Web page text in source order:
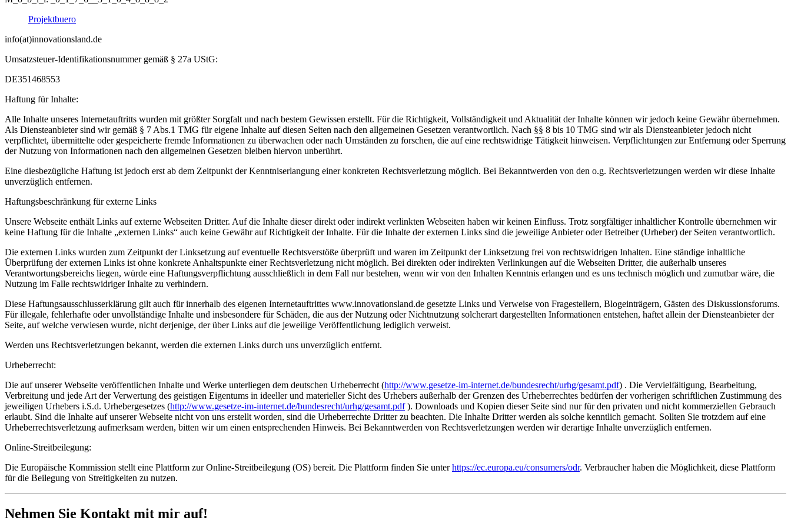
Projektbuero
info(at)innovationsland.de
Umsatzsteuer-Identifikationsnummer gemäß § 27a UStG:
DE351468553
Haftung für Inhalte:
Alle Inhalte unseres Internetauftritts wurden mit größter Sorgfalt und nach bestem Gewissen erstellt. Für die Richtigkeit, Vollständigkeit und Aktualität der Inhalte können wir jedoch keine Gewähr übernehmen.
Als Diensteanbieter sind wir gemäß § 7 Abs.1 TMG für eigene Inhalte auf diesen Seiten nach den allgemeinen Gesetzen verantwortlich. Nach §§ 8 bis 10 TMG sind wir als Diensteanbieter jedoch nicht
verpflichtet, übermittelte oder gespeicherte fremde Informationen zu überwachen oder nach Umständen zu forschen, die auf eine rechtswidrige Tätigkeit hinweisen. Verpflichtungen zur Entfernung oder Sperrung
der Nutzung von Informationen nach den allgemeinen Gesetzen bleiben hiervon unberührt.
Eine diesbezügliche Haftung ist jedoch erst ab dem Zeitpunkt der Kenntniserlangung einer konkreten Rechtsverletzung möglich. Bei Bekanntwerden von den o.g. Rechtsverletzungen werden wir diese Inhalte
unverzüglich entfernen.
Haftungsbeschränkung für externe Links
Unsere Webseite enthält Links auf externe Webseiten Dritter. Auf die Inhalte dieser direkt oder indirekt verlinkten Webseiten haben wir keinen Einfluss. Trotz sorgfältiger inhaltlicher Kontrolle übernehmen wir
keine Haftung für die Inhalte „externen Links“ auch keine Gewähr auf Richtigkeit der Inhalte. Für die Inhalte der externen Links sind die jeweilige Anbieter oder Betreiber (Urheber) der Seiten verantwortlich.
Die externen Links wurden zum Zeitpunkt der Linksetzung auf eventuelle Rechtsverstöße überprüft und waren im Zeitpunkt der Linksetzung frei von rechtswidrigen Inhalten. Eine ständige inhaltliche
Überprüfung der externen Links ist ohne konkrete Anhaltspunkte einer Rechtsverletzung nicht möglich. Bei direkten oder indirekten Verlinkungen auf die Webseiten Dritter, die außerhalb unseres
Verantwortungsbereichs liegen, würde eine Haftungsverpflichtung ausschließlich in dem Fall nur bestehen, wenn wir von den Inhalten Kenntnis erlangen und es uns technisch möglich und zumutbar wäre, die
Nutzung im Falle rechtswidriger Inhalte zu verhindern.
Diese Haftungsausschlusserklärung gilt auch für innerhalb des eigenen Internetauftrittes www.innovationsland.de gesetzte Links und Verweise von Fragestellern, Blogeinträgern, Gästen des Diskussionsforums.
Für illegale, fehlerhafte oder unvollständige Inhalte und insbesondere für Schäden, die aus der Nutzung oder Nichtnutzung solcherart dargestellten Informationen entstehen, haftet allein der Diensteanbieter der
Seite, auf welche verwiesen wurde, nicht derjenige, der über Links auf die jeweilige Veröffentlichung lediglich verweist.
Werden uns Rechtsverletzungen bekannt, werden die externen Links durch uns unverzüglich entfernt.
Urheberrecht:
Die auf unserer Webseite veröffentlichen Inhalte und Werke unterliegen dem deutschen Urheberrecht (http://www.gesetze-im-internet.de/bundesrecht/urhg/gesamt.pdf) . Die Vervielfältigung, Bearbeitung,
Verbreitung und jede Art der Verwertung des geistigen Eigentums in ideeller und materieller Sicht des Urhebers außerhalb der Grenzen des Urheberrechtes bedürfen der vorherigen schriftlichen Zustimmung des
jeweiligen Urhebers i.S.d. Urhebergesetzes (http://www.gesetze-im-internet.de/bundesrecht/urhg/gesamt.pdf). Downloads und Kopien dieser Seite sind nur für den privaten und nicht kommerziellen Gebrauch
erlaubt. Sind die Inhalte auf unserer Webseite nicht von uns erstellt worden, sind die Urheberrechte Dritter zu beachten. Die Inhalte Dritter werden als solche kenntlich gemacht. Sollten Sie trotzdem auf eine
Urheberrechtsverletzung aufmerksam werden, bitten wir um einen entsprechenden Hinweis. Bei Bekanntwerden von Rechtsverletzungen werden wir derartige Inhalte unverzüglich entfernen.
Online-Streitbeilegung:
Die Europäische Kommission stellt eine Plattform zur Online-Streitbeilegung (OS) bereit. Die Plattform finden Sie unterhttps://ec.europa.eu/consumers/odr. Verbraucher haben die Möglichkeit, diese Plattform
für die Beilegung von Streitigkeiten zu nutzen.
Nehmen Sie Kontakt mit mir auf!